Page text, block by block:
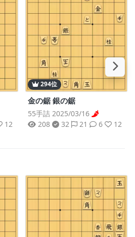
12
294位
金の鋸 銀の鋸
55手詰 2025/03/16
208
32 21 6 12